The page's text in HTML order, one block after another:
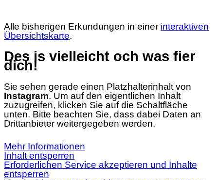
Alle bisherigen Erkundungen in einer interaktiven
Übersichtskarte.
Des is vielleicht och was fier
dich!
Sie sehen gerade einen Platzhalterinhalt von
Instagram. Um auf den eigentlichen Inhalt
zuzugreifen, klicken Sie auf die Schaltfläche
unten. Bitte beachten Sie, dass dabei Daten an
Drittanbieter weitergegeben werden.
Mehr Informationen
Inhalt entsperren
Erforderlichen Service akzeptieren und Inhalte
entsperren